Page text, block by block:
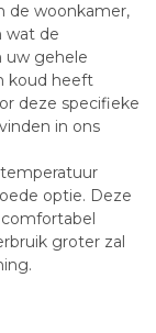
de woonkamer,
wat de
uw gehele
koud heeft
deze specifieke
in ons
optie. Deze
groter zal